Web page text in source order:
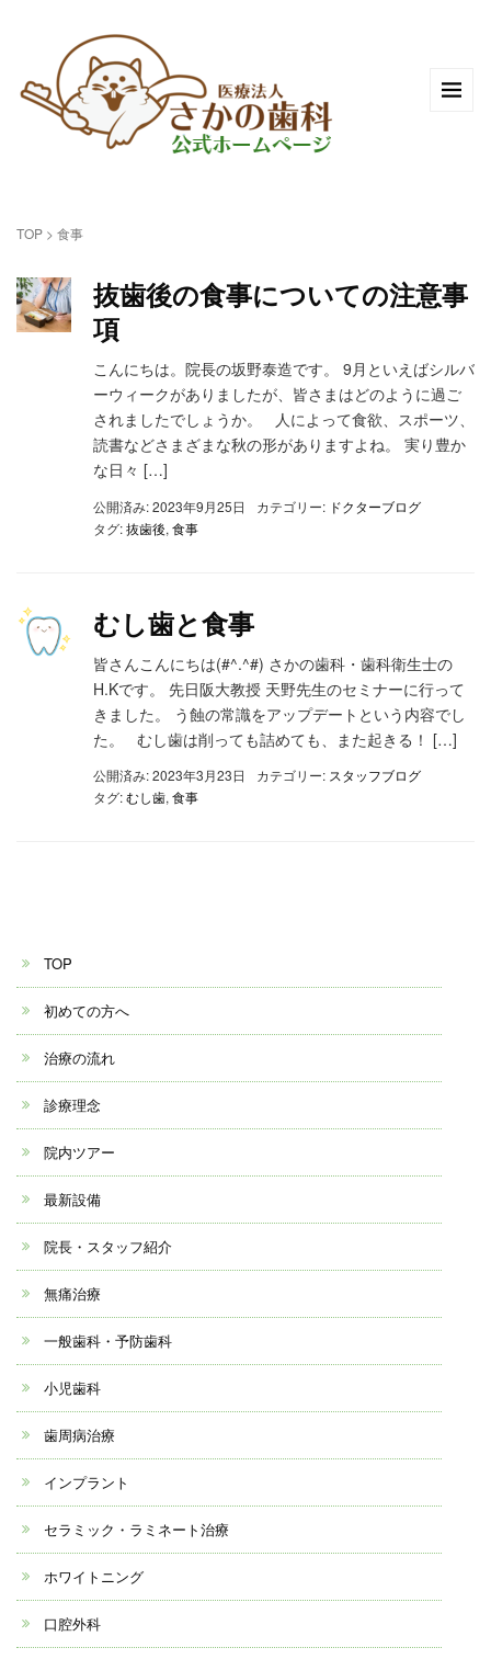
TOP > 食事
抜歯後の食事についての注意事
項
こんにちは。院長の坂野泰造です。 9月といえばシルバ
ーウィークがありましたが、皆さまはどのように過ご
されましたでしょうか。 人によって食欲、スポーツ、
読書などさまざまな秋の形がありますよね。 実り豊か
な日々 […]
公開済み: 2023年9月25日 カテゴリー: ドクターブログ
タグ:抜歯後, 食事
むし歯と食事
皆さんこんにちは(#^.^#) さかの歯科・歯科衛生士の
H.Kです。 先日阪大教授 天野先生のセミナーに行って
きました。 う蝕の常識をアップデートという内容でし
た。 むし歯は削っても詰めても、また起きる！ […]
公開済み: 2023年3月23日 カテゴリー: スタッフブログ
タグ:むし歯, 食事
TOP
初めての方へ
治療の流れ
診療理念
院内ツアー
最新設備
院長・スタッフ紹介
無痛治療
一般歯科・予防歯科
小児歯科
歯周病治療
インプラント
セラミック・ラミネート治療
ホワイトニング
口腔外科